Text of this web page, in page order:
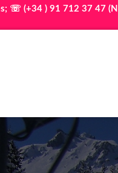
☏ (+34 ) 91 712 37 47